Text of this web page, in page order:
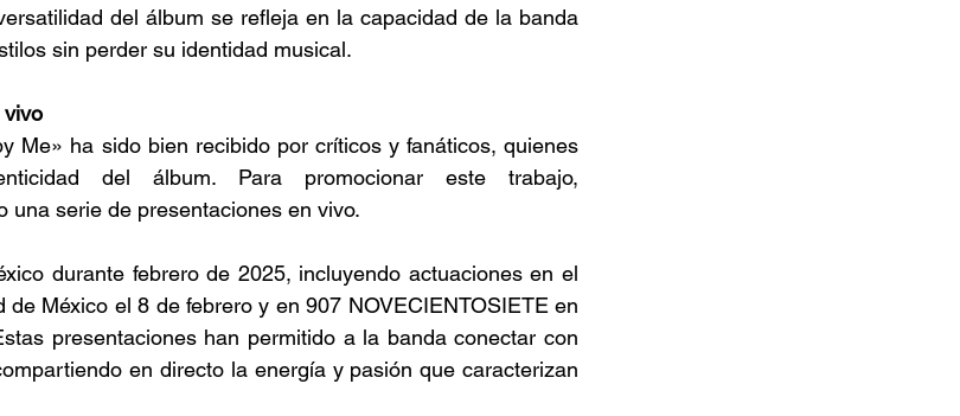
del álbum se refleja en la capacidad de la banda
sin perder su identidad musical.
vivo
Me» ha sido bien recibido por críticos y fanáticos, quienes
del álbum. Para promocionar este trabajo,
una serie de presentaciones en vivo.
durante febrero de 2025, incluyendo actuaciones en el
México el 8 de febrero y en 907 NOVECIENTOSIETE en
presentaciones han permitido a la banda conectar con
en directo la energía y pasión que caracterizan